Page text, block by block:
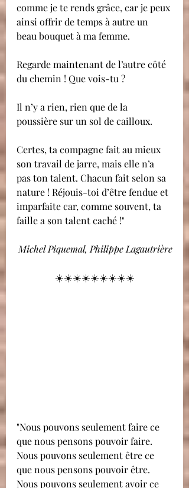
comme je te rends grâce, car je peux
ainsi offrir de temps à autre un
beau bouquet à ma femme.
Regarde maintenant de l’autre côté
du chemin ! Que vois-tu ?
Il n’y a rien, rien que de la
poussière sur un sol de cailloux.
Certes, ta compagne fait au mieux
son travail de jarre, mais elle n’a
pas ton talent. Chacun fait selon sa
nature ! Réjouis-toi d’être fendue et
imparfaite car, comme souvent, ta
faille a son talent caché !"
Michel Piquemal, Philippe Lagautrière
☀️☀️☀️☀️☀️☀️☀️☀️☀️
"Nous pouvons seulement faire ce
que nous pensons pouvoir faire.
Nous pouvons seulement être ce
que nous pensons pouvoir être.
Nous pouvons seulement avoir ce